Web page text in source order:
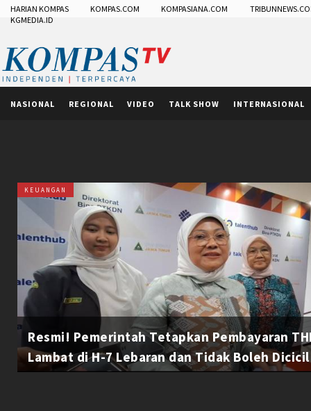
HARIAN KOMPAS KOMPAS.COM KOMPASIANA.COM
KGMEDIA.ID
NASIONAL REGIONAL VIDEO TALK SHOW INTERNASIONAL
KEUANGAN
Resmi! Pemerintah Tetapkan Pembayaran
Lambat di H-7 Lebaran dan Tidak Boleh Dicicil